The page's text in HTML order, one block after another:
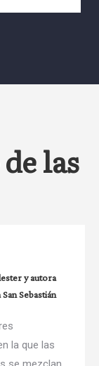
las
y autora
Sebastián
la que las